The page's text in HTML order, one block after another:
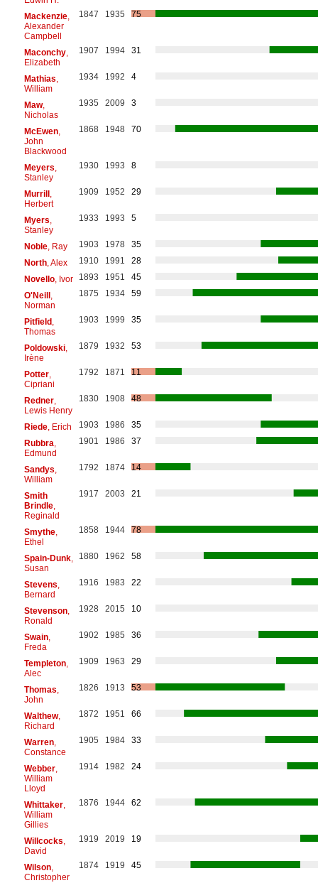
Mackenzie,
Alexander
Campbell
1847 1935 75
Maconchy,
Elizabeth
1907 1994 31
Mathias
William
1934 1992 4
Maw,
Nicholas
1935 2009 3
McEwen,
John
Blackwood
1868 1948 70
Meyers
Stanley
1930 1993 8
Murrill,
Herbert
1909 1952 29
Myers
Stanley
1933 1993 5
Noble, Ray 1903 1978
35
North, Alex 1910 1991
28
Novello, Ivor 1893 1951
45
O'Neill,
Norman
1875 1934 59
Pitfield,
Thomas
1903 1999 35
Poldowski,
Irène
1879 1932 53
Potter,
Cipriani
1792 1871 11
Redner,
Lewis Henry
1830 1908 48
Riede, Erich 1903 1986
35
Rubbra
Edmund
1901 1986 37
Sandys
William
1792 1874 14
Smith
Brindle,
Reginald
1917 2003 21
Smythe,
Ethel
1858 1944 78
Spain-Dunk,
Susan
1880 1962 58
Stevens
Bernard
1916 1983 22
Stevenson,
Ronald
1928 2015 10
Swain,
Freda
1902 1985 36
Templeton,
Alec
1909 1963 29
Thomas
John
1826 1913 53
Walthew,
Richard
1872 1951 66
Warren,
Constance
1905 1984 33
Webber,
William
Lloyd
1914 1982 24
Whittaker,
William
Gillies
1876 1944 62
Willcocks
David
1919 2019 19
Wilson,
Christopher
1874 1919 45